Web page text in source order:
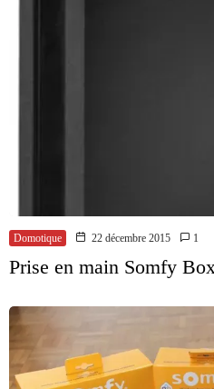
Domotique 22 décembre 2015 1
Prise en main Somfy